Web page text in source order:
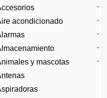
acondicionado
y mascotas